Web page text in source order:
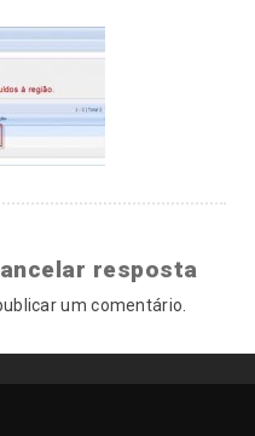
resposta
um comentário.